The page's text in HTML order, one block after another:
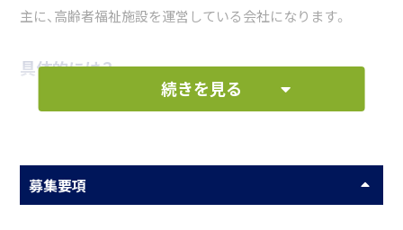
主に、高齢者福祉施設を運営している会社になります。
具体的には？
地域の介護の担い手として、地域に必要とされ、貢献する事
介護老人保健施設、特別養護老人ホーム、軽費老人ホームケ
続きを見る
募集要項